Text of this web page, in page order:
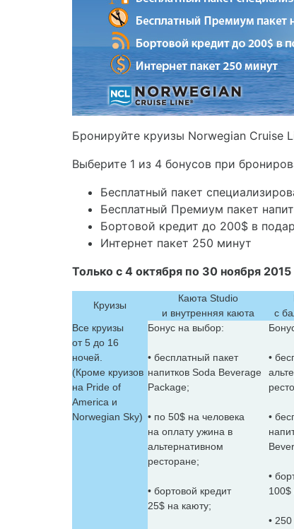
Бронируйте круизы Norwegian Cruise
Выберите 1 из 4 бонусов при
Бесплатный пакет
Бесплатный Премиум пакет
Бортовой кредит до 200$ в
Интернет пакет 250 минут
Только с 4 октября по 30 ноября 2015
Круизы
Каюта Studio
и внутренняя каюта
с
Все круизы
от 5 до 16
ночей.
(Кроме круизов
на Pride of
America и
Norwegian Sky)
Бонус на выбор:
• бесплатный пакет
напитков Soda Beverage
Package;
• по 50$ на человека
на оплату ужина в
альтернативном
ресторане;
• бортовой кредит
25$ на каюту;
•
•
•
100$
•